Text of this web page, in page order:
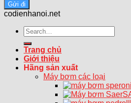
Gửi đi
codienhanoi.net
Search
for:
Trang chủ
Giới thiệu
Hãng sản xuất
Máy bơm các loại